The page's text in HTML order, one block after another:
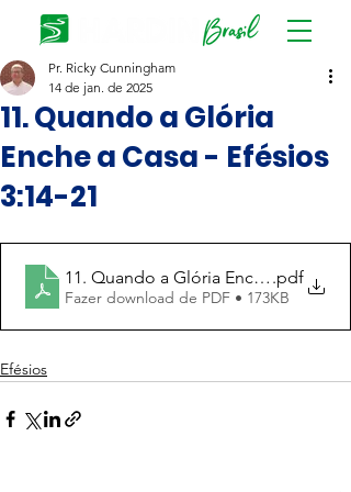
11. Quando a Glória
Enche a Casa - Efésios
3:14-21
Pr. Ricky Cunningham
14 de jan. de 2025
11. Quando a Glória Enche a Casa
.pdf
Fazer download de PDF • 173KB
Efésios